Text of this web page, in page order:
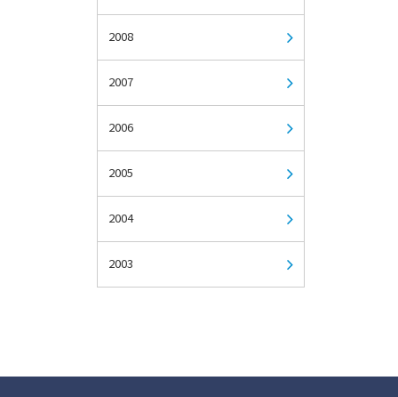
2008
2007
2006
2005
2004
2003